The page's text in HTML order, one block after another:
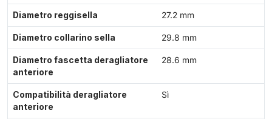
Diametro reggisella 27.2 mm
Diametro collarino sella 29.8 mm
Diametro fascetta deragliatore
anteriore
28.6 mm
Compatibilità deragliatore
anteriore
Sì